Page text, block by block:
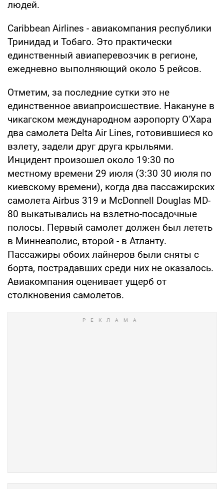
людей.
Caribbean Airlines - авиакомпания республики
Тринидад и Тобаго. Это практически
единственный авиаперевозчик в регионе,
ежедневно выполняющий около 5 рейсов.
Отметим, за последние сутки это не
единственное авиапроисшествие. Накануне в
чикагском международном аэропорту О'Хара
два самолета Delta Air Lines, готовившиеся ко
взлету, задели друг друга крыльями.
Инцидент произошел около 19:30 по
местному времени 29 июля (3:30 30 июля по
киевскому времени), когда два пассажирских
самолета Airbus 319 и McDonnell Douglas MD-
80 выкатывались на взлетно-посадочные
полосы. Первый самолет должен был лететь
в Миннеаполис, второй - в Атланту.
Пассажиры обоих лайнеров были сняты с
борта, пострадавших среди них не оказалось.
Авиакомпания оценивает ущерб от
столкновения самолетов.